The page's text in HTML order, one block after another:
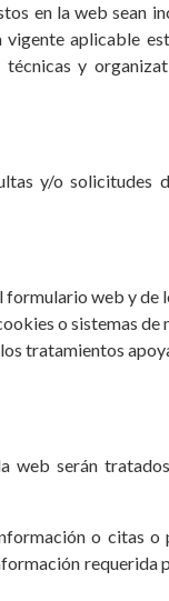
en la web sean
aplicable
y
y/o solicitudes
formulario web y de
o sistemas de
tratamientos
web serán
o citas o
requerida